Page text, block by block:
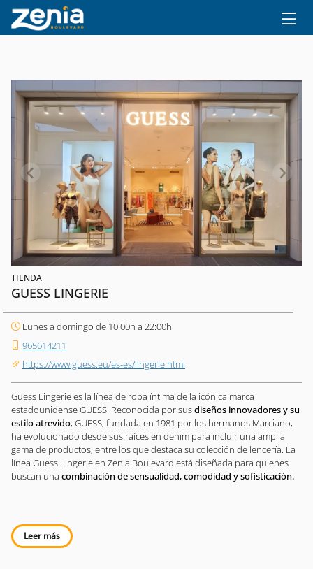
Ir al contenido principal
TIENDA
GUESS LINGERIE
Lunes a domingo de 10:00h a 22:00h
965614211
https://www.guess.eu/es-es/lingerie.html
Guess Lingerie es la línea de ropa íntima de la icónica marca
estadounidense GUESS. Reconocida por susdiseños innovadores y su
estilo atrevido, GUESS, fundada en 1981 por los hermanos Marciano,
ha evolucionado desde sus raíces en denim para incluir una amplia
gama de productos, entre los que destaca su colección de lencería. La
línea Guess Lingerie en Zenia Boulevard está diseñada para quienes
buscan una combinación de sensualidad, comodidad y sofisticación.
Leer más